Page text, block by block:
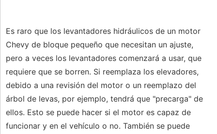
Es raro que los levantadores hidráulicos de un motor
Chevy de bloque pequeño que necesitan un ajuste,
pero a veces los levantadores comenzará a usar, que
requiere que se borren. Si reemplaza los elevadores,
debido a una revisión del motor o un reemplazo del
árbol de levas, por ejemplo, tendrá que "precarga" de
ellos. Esto se puede hacer si el motor es capaz de
funcionar y en el vehículo o no. También se puede